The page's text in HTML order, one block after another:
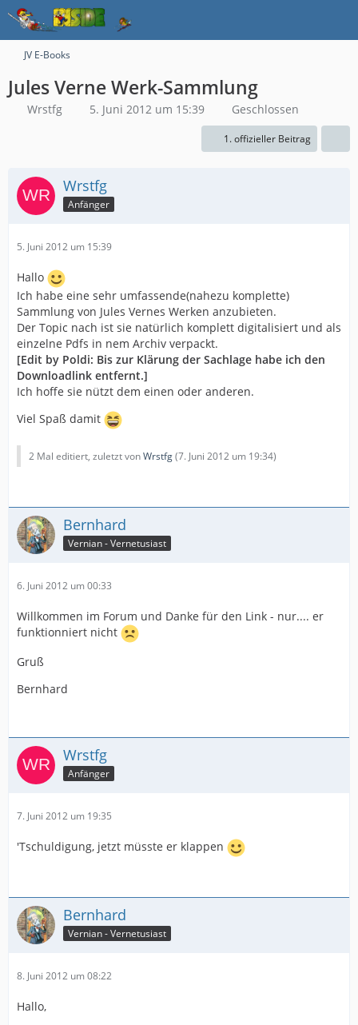
JV E-Books
Jules Verne Werk-Sammlung
Wrstfg 5. Juni 2012 um 15:39 Geschlossen
1. offizieller Beitrag
Wrstfg
Anfänger
5. Juni 2012 um 15:39
Hallo
Ich habe eine sehr umfassende(nahezu komplette)
Sammlung von Jules Vernes Werken anzubieten.
Der Topic nach ist sie natürlich komplett digitalisiert und als
einzelne Pdfs in nem Archiv verpackt.
[Edit by Poldi: Bis zur Klärung der Sachlage habe ich den
Downloadlink entfernt.]
Ich hoffe sie nützt dem einen oder anderen.
Viel Spaß damit
2 Mal editiert, zuletzt vonWrstfg(7. Juni 2012 um 19:34)
Bernhard
Vernian - Vernetusiast
6. Juni 2012 um 00:33
Willkommen im Forum und Danke für den Link - nur.... er
funktionniert nicht
Gruß
Bernhard
Wrstfg
Anfänger
7. Juni 2012 um 19:35
'Tschuldigung, jetzt müsste er klappen
Bernhard
Vernian - Vernetusiast
8. Juni 2012 um 08:22
Hallo,